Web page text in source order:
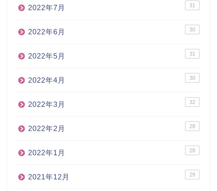
2022年7月 31
2022年6月 30
2022年5月 31
2022年4月 30
2022年3月 32
2022年2月 28
2022年1月 28
2021年12月 29